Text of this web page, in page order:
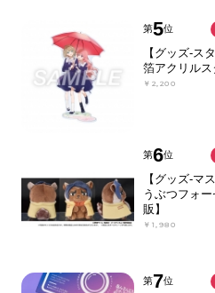
第5位
【グッズ-ス
箔アクリル
￥2,200
第6位
【グッズ-マ
うぶつフォ
販】
￥1,980
第7位